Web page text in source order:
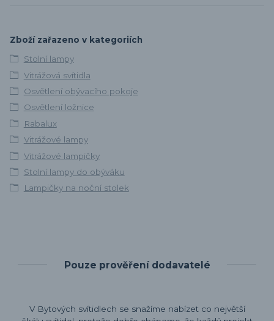
Zboží zařazeno v kategoriích
Stolní lampy
Vitrážová svítidla
Osvětlení obývacího pokoje
Osvětlení ložnice
Rabalux
Vitrážové lampy
Vitrážové lampičky
Stolní lampy do obýváku
Lampičky na noční stolek
Pouze prověření dodavatelé
V Bytových svítidlech se snažíme nabízet co největší